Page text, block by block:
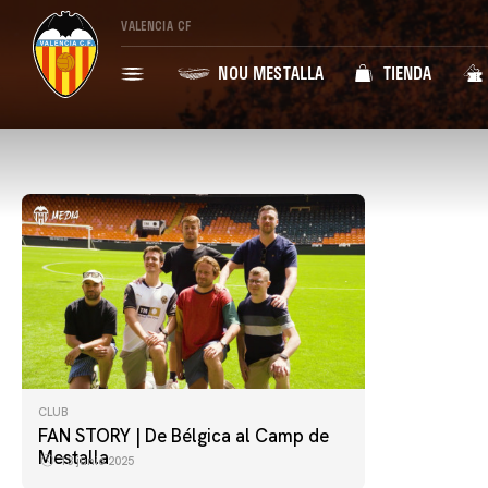
VALENCIA CF
NOU MESTALLA TIENDA
CLUB
FAN STORY | De Bélgica al Camp de
Mestalla
13 junio 2025